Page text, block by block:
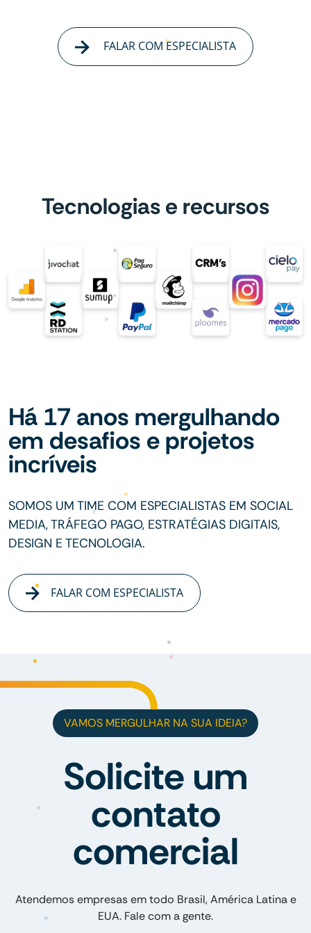
FALAR COM ESPECIALISTA
Tecnologias e recursos
Há 17 anos mergulhando
em desafios e projetos
incríveis
SOMOS UM TIME COM ESPECIALISTAS EM SOCIAL
MEDIA, TRÁFEGO PAGO, ESTRATÉGIAS DIGITAIS,
DESIGN E TECNOLOGIA.
FALAR COM ESPECIALISTA
VAMOS MERGULHAR NA SUA IDEIA?
Solicite um
contato
comercial
Atendemos empresas em todo Brasil, América Latina e
EUA. Fale com a gente.